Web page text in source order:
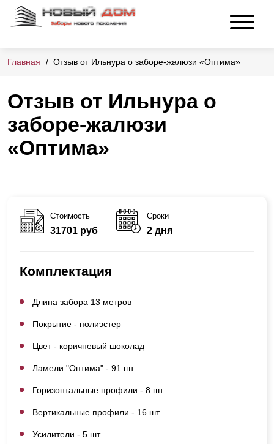
Главная Отзыв от Ильнура о заборе-жалюзи «Оптима»
Отзыв от Ильнура о
заборе-жалюзи
«Оптима»
Стоимость
31701 руб
Сроки
2 дня
Комплектация
Длина забора 13 метров
Покрытие - полиэстер
Цвет - коричневый шоколад
Ламели "Оптима" - 91 шт.
Горизонтальные профили - 8 шт.
Вертикальные профили - 16 шт.
Усилители - 5 шт.